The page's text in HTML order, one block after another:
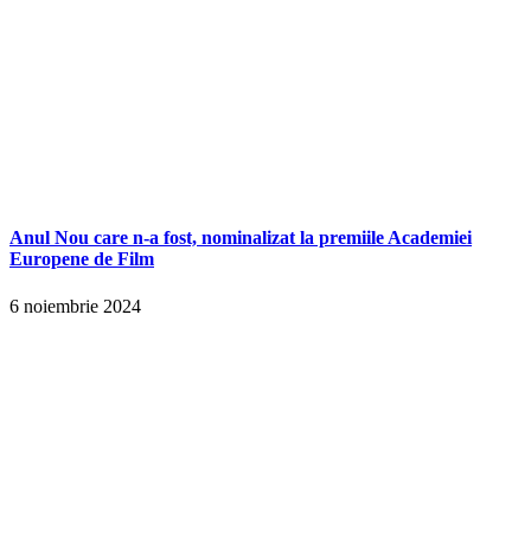
Anul Nou care n-a fost, nominalizat la premiile Academiei
Europene de Film
6 noiembrie 2024